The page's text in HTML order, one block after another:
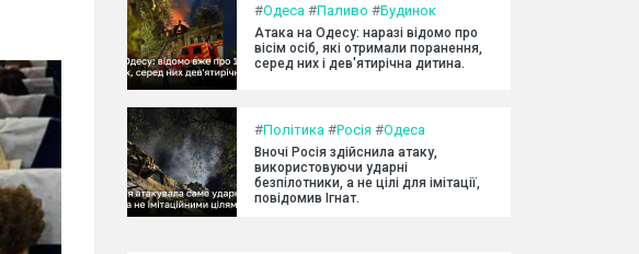
#Одеса #Паливо #Будинок
Атака на Одесу: наразі відомо про
вісім осіб, які отримали поранення,
серед них і дев'ятирічна дитина.
#Політика #Росія #Одеса
Вночі Росія здійснила атаку,
використовуючи ударні
безпілотники, а не цілі для імітації,
повідомив Ігнат.